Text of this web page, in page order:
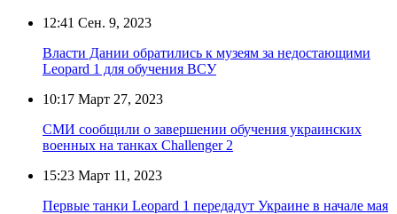
12:41 Сен. 9, 2023
Власти Дании обратились к музеям за недостающими
Leopard 1 для обучения ВСУ
10:17 Март 27, 2023
СМИ сообщили о завершении обучения украинских
военных на танках Challenger 2
15:23 Март 11, 2023
Первые танки Leopard 1 передадут Украине в начале мая